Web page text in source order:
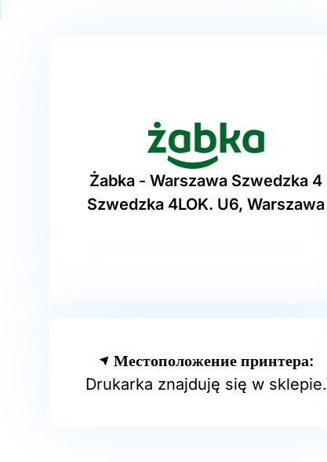
Żabka - Warszawa Szwedzka 4
Szwedzka 4LOK. U6, Warszawa
Местоположение принтера:
Drukarka znajduję się w sklepie.